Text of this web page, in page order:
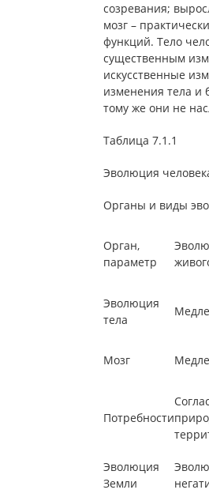
созревания;
мозг –
функций. Тело
существенным
искусственные
изменения тела и
тому же они не
Таблица 7.1.1
Эволюция
Органы и виды
Орган,
параметр
Эволюция
тела
Мозг
Потребности
Эволюция
Земли